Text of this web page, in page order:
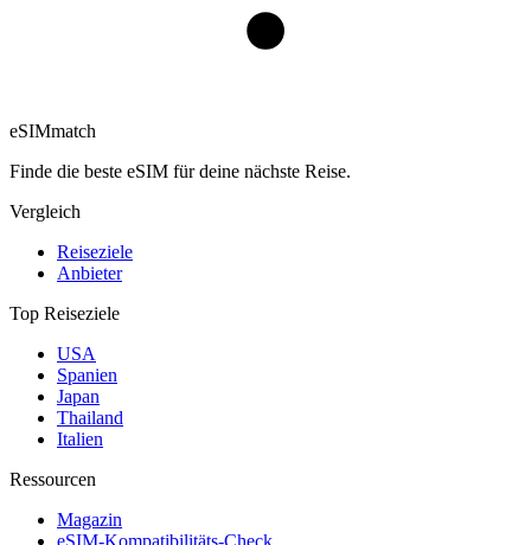
eSIMmatch
Finde die beste eSIM für deine nächste Reise.
Vergleich
Reiseziele
Anbieter
Top Reiseziele
USA
Spanien
Japan
Thailand
Italien
Ressourcen
Magazin
eSIM-Kompatibilitäts-Check